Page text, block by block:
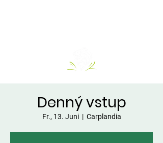
Denný vstup
Fr., 13. Juni
  |
Carplandia